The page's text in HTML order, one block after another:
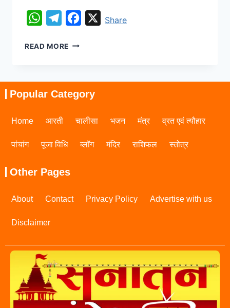
WhatsAppTelegramFacebook
XShare
READ MORE
Popular Category
Home आरती चालीसा भजन मंत्र व्रत एवं त्यौहार
पांचांग पूजा विधि ब्लॉग मंदिर राशिफल स्तोत्र
Other Pages
About Contact Privacy Policy Advertise with us
Disclaimer